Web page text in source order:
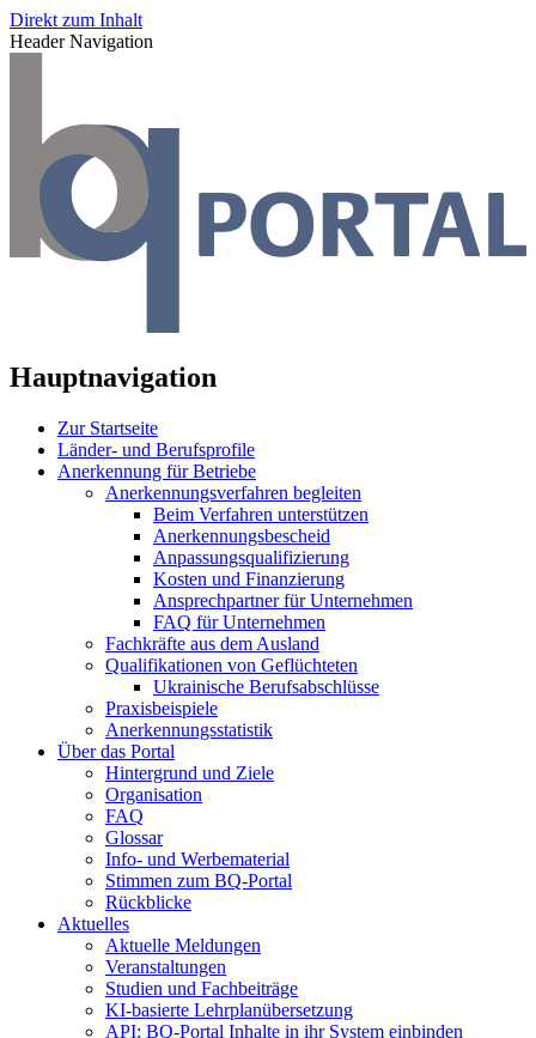
Direkt zum Inhalt
Header Navigation
Hauptnavigation
Zur Startseite
Länder- und Berufsprofile
Anerkennung für Betriebe
Anerkennungsverfahren begleiten
Beim Verfahren unterstützen
Anerkennungsbescheid
Anpassungsqualifizierung
Kosten und Finanzierung
Ansprechpartner für Unternehmen
FAQ für Unternehmen
Fachkräfte aus dem Ausland
Qualifikationen von Geflüchteten
Ukrainische Berufsabschlüsse
Praxisbeispiele
Anerkennungsstatistik
Über das Portal
Hintergrund und Ziele
Organisation
FAQ
Glossar
Info- und Werbematerial
Stimmen zum BQ-Portal
Rückblicke
Aktuelles
Aktuelle Meldungen
Veranstaltungen
Studien und Fachbeiträge
KI-basierte Lehrplanübersetzung
API: BQ-Portal Inhalte in ihr System einbinden